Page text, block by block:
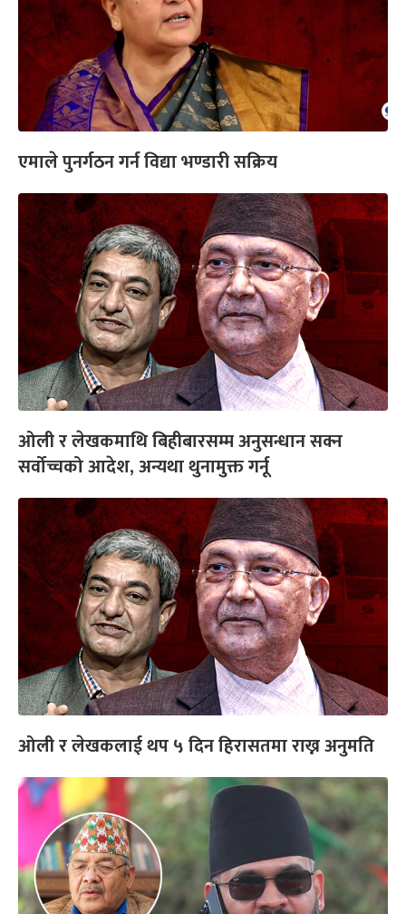
एमाले पुनर्गठन गर्न विद्या भण्डारी सक्रिय
ओली र लेखकमाथि बिहीबारसम्म अनुसन्धान सक्न
सर्वोच्चको आदेश, अन्यथा थुनामुक्त गर्नू
ओली र लेखकलाई थप ५ दिन हिरासतमा राख्न अनुमति